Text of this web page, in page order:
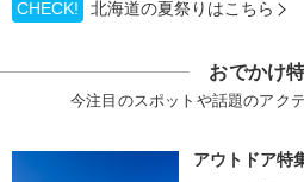
CHECK! 北海道の夏祭りはこちら
おでかけ
今注目のスポットや話題のアク
アウトドア特